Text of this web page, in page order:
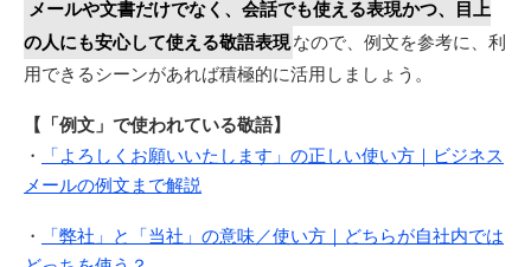
メールや文書だけでなく、会話でも使える表現かつ、目上
の人にも安心して使える敬語表現なので、例文を参考に、利
用できるシーンがあれば積極的に活用しましょう。
【「例文」で使われている敬語】
・
「よろしくお願いいたします」の正しい使い方｜ビジネス
メールの例文まで解説
・
「弊社」と「当社」の意味／使い方｜どちらが自社内では